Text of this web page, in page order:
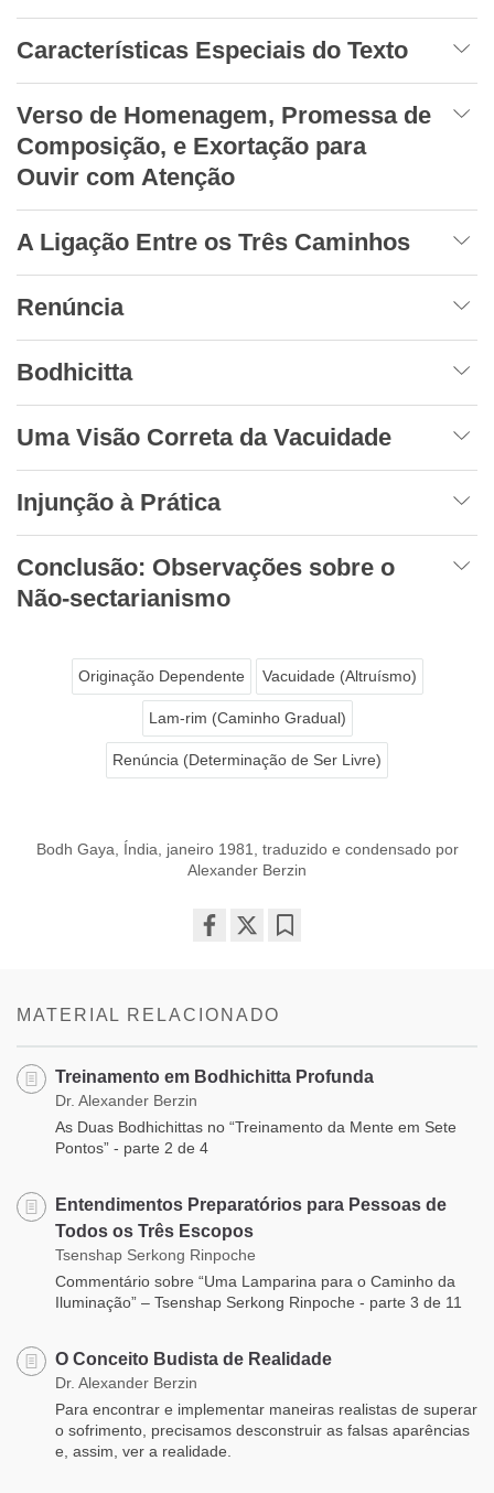
Características Especiais do Texto
Verso de Homenagem, Promessa de
Composição, e Exortação para
Ouvir com Atenção
A Ligação Entre os Três Caminhos
Renúncia
Bodhicitta
Uma Visão Correta da Vacuidade
Injunção à Prática
Conclusão: Observações sobre o
Não-sectarianismo
Originação Dependente Vacuidade (Altruísmo)
Lam-rim (Caminho Gradual)
Renúncia (Determinação de Ser Livre)
Bodh Gaya, Índia, janeiro 1981, traduzido e condensado por
Alexander Berzin
MATERIAL RELACIONADO
Treinamento em Bodhichitta Profunda
Dr. Alexander Berzin
As Duas Bodhichittas no “Treinamento da Mente em Sete
Pontos” - parte 2 de 4
Entendimentos Preparatórios para Pessoas de
Todos os Três Escopos
Tsenshap Serkong Rinpoche
Commentário sobre “Uma Lamparina para o Caminho da
Iluminação” – Tsenshap Serkong Rinpoche - parte 3 de 11
O Conceito Budista de Realidade
Dr. Alexander Berzin
Para encontrar e implementar maneiras realistas de superar
o sofrimento, precisamos desconstruir as falsas aparências
e, assim, ver a realidade.